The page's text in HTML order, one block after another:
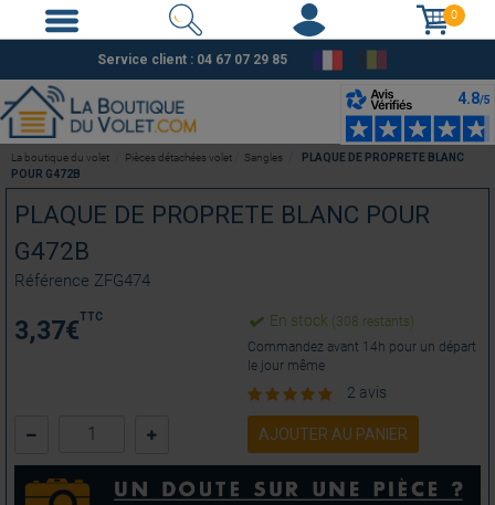
0
Service client : 04 67 07 29 85
PLAQUE DE PROPRETE BLANC POUR
G472B
Référence ZFG474
3,37€TTC En stock (308 restants)
Commandez avant 14h pour un départ
le jour même
2 avis
AJOUTER AU PANIER
La boutique du volet Pièces détachées volet Sangles
PLAQUE DE PROPRETE BLANC
POUR G472B